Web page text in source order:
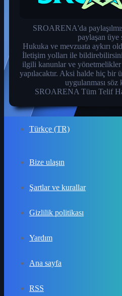
SROARENA'da
paylaşan üye
Hukuka ve mevzuata aykırı
İletişim yolları ile
ilgili kanunlar ve
yapılacaktır. Aksi halde hiç bir
uygulanması söz
SROARENA Tüm Telif
Türkçe (TR)
Bize ulaşın
Şartlar ve kurallar
Gizlilik politikası
Yardım
Ana sayfa
RSS